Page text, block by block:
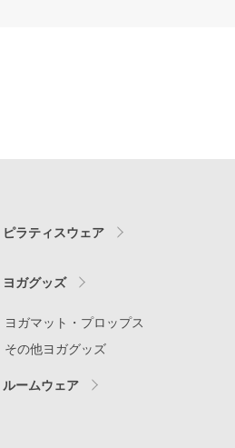
ピラティスウェア
ヨガグッズ
ヨガマット・プロップス
その他ヨガグッズ
ルームウェア